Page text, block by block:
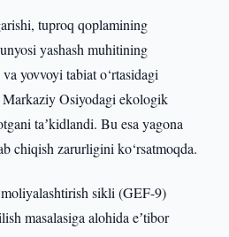
tuproq qoplamining
yashash muhitining
yovvoyi tabiat o‘rtasidagi
Osiyodagi ekologik
taʼkidlandi. Bu esa yagona
chiqish zarurligini ko‘rsatmoqda.
sikli (GEF-9)
masalasiga alohida eʼtibor